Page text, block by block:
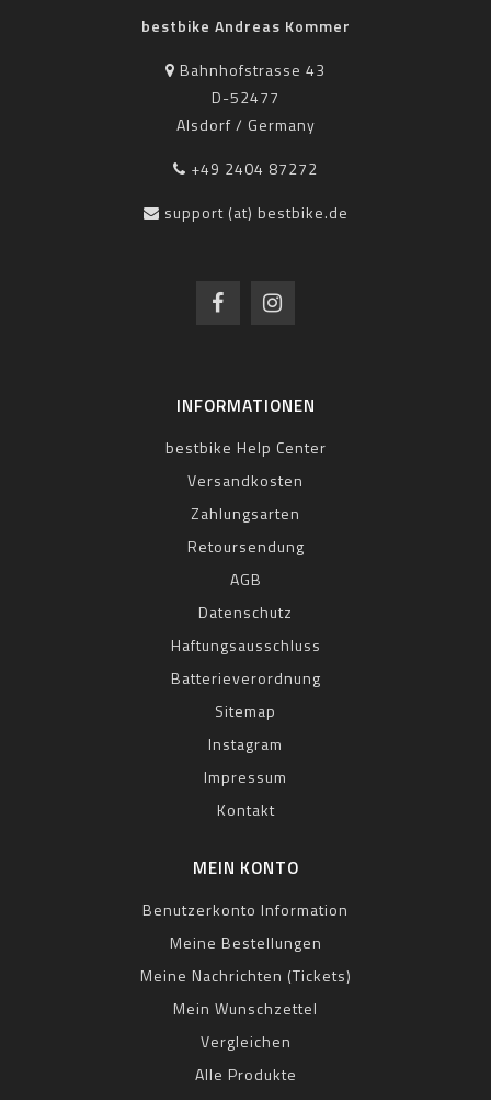
bestbike Andreas Kommer
Bahnhofstrasse 43
D-52477
Alsdorf / Germany
+49 2404 87272
support (at) bestbike.de
INFORMATIONEN
bestbike Help Center
Versandkosten
Zahlungsarten
Retoursendung
AGB
Datenschutz
Haftungsausschluss
Batterieverordnung
Sitemap
Instagram
Impressum
Kontakt
MEIN KONTO
Benutzerkonto Information
Meine Bestellungen
Meine Nachrichten (Tickets)
Mein Wunschzettel
Vergleichen
Alle Produkte